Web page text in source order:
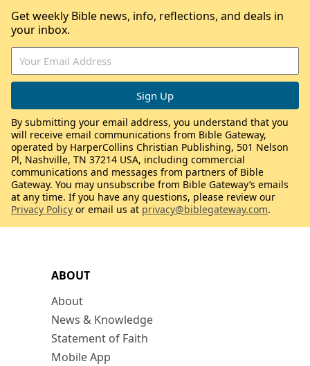
ABOUT
About
News & Knowledge
Statement of Faith
Mobile App
Get weekly Bible news, info, reflections, and deals in
your inbox.
By submitting your email address, you understand that you
will receive email communications from Bible Gateway,
operated by HarperCollins Christian Publishing, 501 Nelson
Pl, Nashville, TN 37214 USA, including commercial
communications and messages from partners of Bible
Gateway. You may unsubscribe from Bible Gateway’s emails
at any time. If you have any questions, please review our
Privacy Policy or email us at privacy@biblegateway.com.